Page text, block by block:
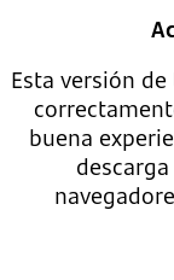
Esta versión
buena